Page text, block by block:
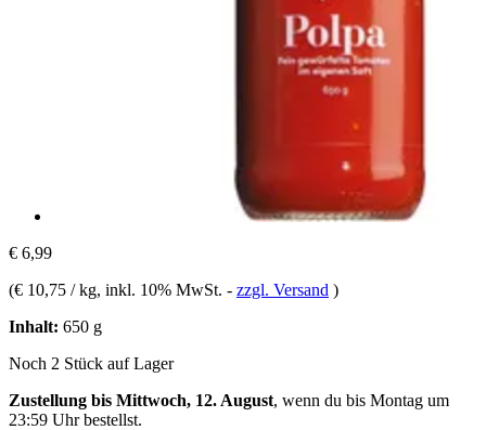
€ 6,99
(€ 10,75 / kg, inkl. 10% MwSt. - zzgl. Versand )
Inhalt: 650 g
Noch 2 Stück auf Lager
Zustellung bis Mittwoch, 12. August, wenn du bis Montag um
23:59 Uhrbestellst.